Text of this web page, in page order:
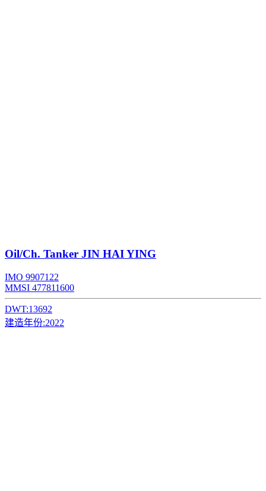
Oil/Ch. Tanker JIN HAI YING
IMO 9907122
MMSI 477811600
DWT:13692
建造年份:2022